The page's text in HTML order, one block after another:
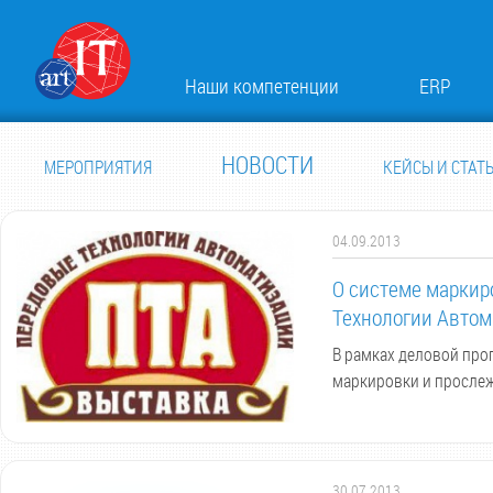
Наши компетенции ERP
МЕРОПРИЯТИЯ НОВОСТИ КЕЙСЫ И
04.09.2013
О системе
Технологии
В рамках деловой
маркировки и